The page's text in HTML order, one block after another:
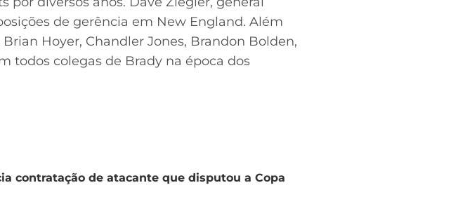
de gerência em New England. Além
Hoyer, Chandler Jones, Brandon Bolden,
todos colegas de Brady na época dos
contratação de atacante que disputou a Copa